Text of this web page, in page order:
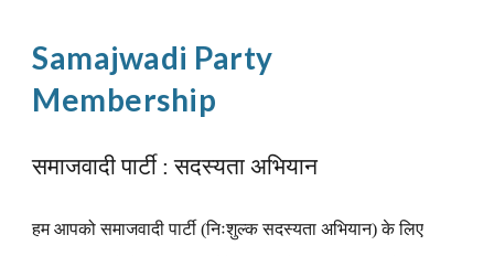
Samajwadi Party
Membership
समाजवादी पार्टी : सदस्यता अभियान
हम आपको समाजवादी पार्टी (निःशुल्क सदस्यता अभियान) के लिए